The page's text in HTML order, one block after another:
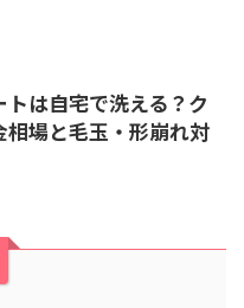
は自宅で洗える？ク
相場と毛玉・形崩れ対